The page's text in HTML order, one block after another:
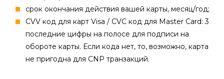
cрок окончания действия вашей карты, месяц/год;
CVV код для карт Visa / CVC код для Master Card: 3
последние цифры на полосе для подписи на
обороте карты. Если кода нет, то, возможно, карта
не пригодна для CNP транзакций.